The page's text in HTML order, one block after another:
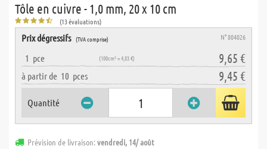
Tôle en cuivre - 1,0 mm, 20 x 10 cm
(13 évaluations)
Prix dégressifs (TVA comprise) N° 804026
1 pce (100cm² = 4,83 €) 9,65 €
à partir de 10 pces 9,45 €
Quantité
Prévision de livraison:vendredi, 14/ août